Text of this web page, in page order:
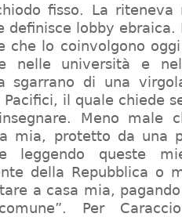
fisso. La
definisce lobby ebraica.
che lo coinvolgono
nelle università e
sgarrano di una
Pacifici, il quale chiede
Meno male
mia, protetto da una
leggendo queste
della Repubblica o
a casa mia,
Per